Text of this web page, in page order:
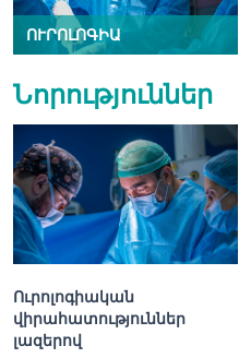
ՈՒՐՈԼՈԳԻԱ
Նորություններ
Ուրոլոգիական
վիրահատություններ
լազերով